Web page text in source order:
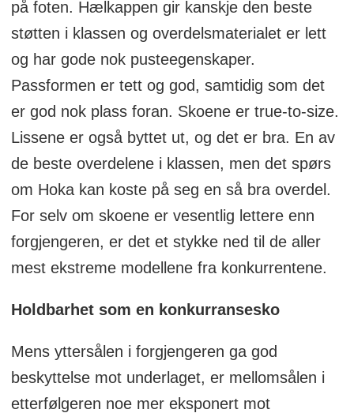
på foten. Hælkappen gir kanskje den beste
støtten i klassen og overdelsmaterialet er lett
og har gode nok pusteegenskaper.
Passformen er tett og god, samtidig som det
er god nok plass foran. Skoene er true-to-size.
Lissene er også byttet ut, og det er bra. En av
de beste overdelene i klassen, men det spørs
om Hoka kan koste på seg en så bra overdel.
For selv om skoene er vesentlig lettere enn
forgjengeren, er det et stykke ned til de aller
mest ekstreme modellene fra konkurrentene.
Holdbarhet som en konkurransesko
Mens yttersålen i forgjengeren ga god
beskyttelse mot underlaget, er mellomsålen i
etterfølgeren noe mer eksponert mot